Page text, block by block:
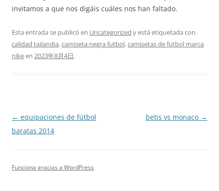
invitamos a que nos digáis cuáles nos han faltado.
Esta entrada se publicó en Uncategorized y está etiquetada con
calidad tailandia,camiseta negra futbol,camisetas de futbol marca
nikeen 2023年8月4日.
Navegación
de
← equipaciones de fútbol
baratas 2014
betis vs monaco →
Funciona gracias a WordPress